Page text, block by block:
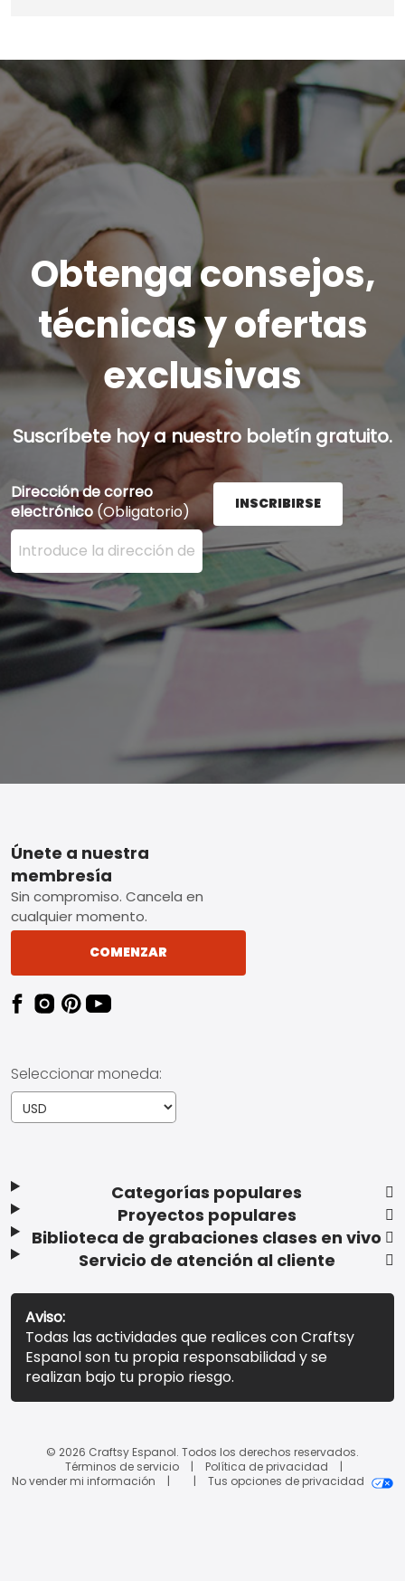
Obtenga consejos,
técnicas y ofertas
exclusivas
Suscríbete hoy a nuestro boletín gratuito.
Dirección de correo
electrónico (Obligatorio)
Ingrese su dirección de correo electrónico aquí y
INSCRIBIRSE
Footer
Categorías populares
Proyectos populares
Biblioteca de grabaciones clases en vivo
Servicio de atención al cliente
Únete a nuestra
membresía
Sin compromiso. Cancela en
cualquier momento.
COMENZAR
Seleccionar moneda:
Aviso:
Todas las actividades que realices con Craftsy
Espanol son tu propia responsabilidad y se
realizan bajo tu propio riesgo.
© 2026 Craftsy Espanol. Todos los derechos reservados.
Términos de servicio
Política de privacidad
No vender mi información
Tus opciones de privacidad